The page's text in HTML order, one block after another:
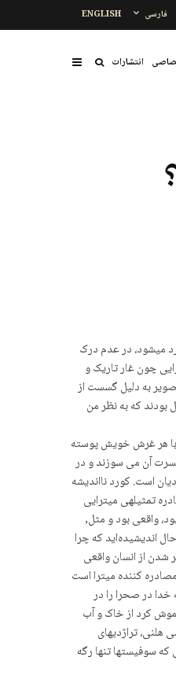
ENGLISH فارسی
انتشارات
میشود، در عدم درک
چون غار تاریک و
به دلیل گسست از
بودند که به نظر من
با هر غرش خویش پوسته
آن می سوزند و در
است. کورد نااندیشه
تمثیلهی میترایی
واقعی بود و مثل,
اندیشیدەاید که چرا
شدن از انسان واقعی
کننده میترا است
خدا در صحرا را در
کرد از خاک و آب
تراژدیهای
سوفیستها تنها رگه